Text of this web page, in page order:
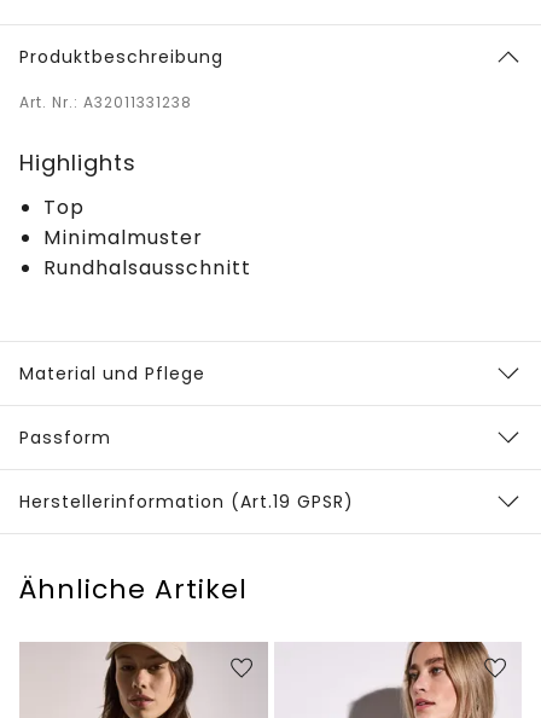
Produktbeschreibung
Art. Nr.: A32011331238
Highlights
Top
Minimalmuster
Rundhalsausschnitt
Material und Pflege
Passform
Herstellerinformation (Art.19 GPSR)
Ähnliche Artikel